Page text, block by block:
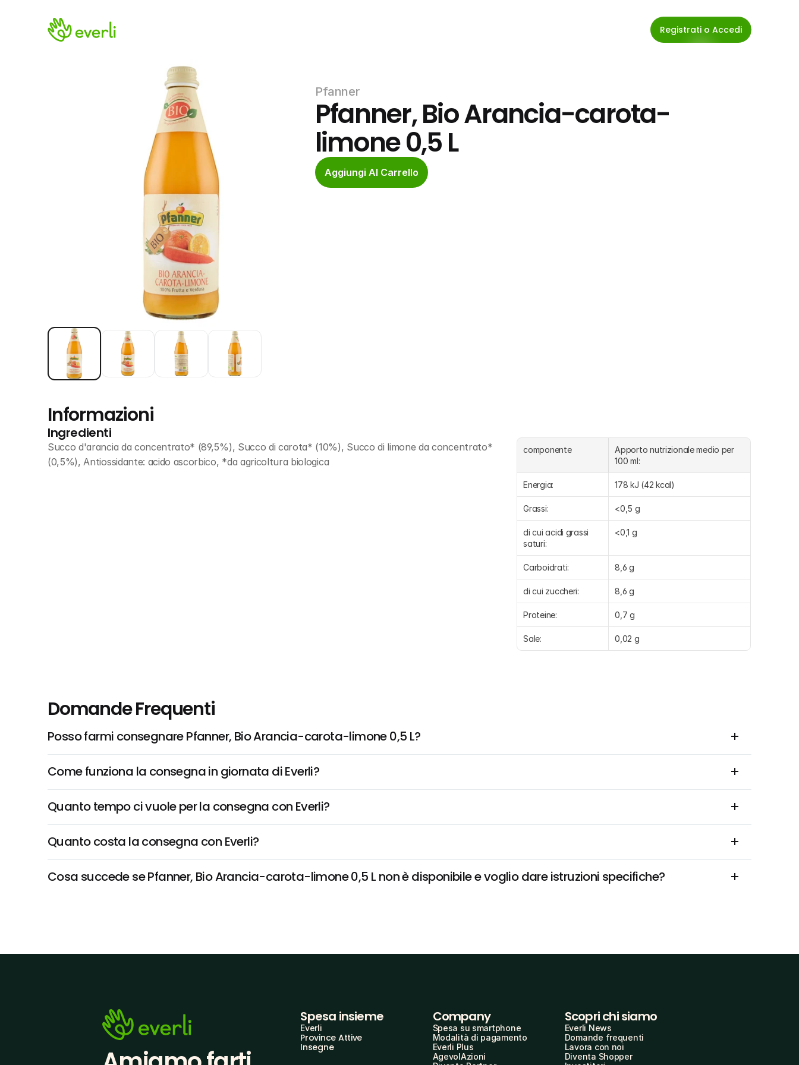
Registrati o Accedi
Pfanner
Pfanner, Bio Arancia-carota-
limone 0,5 L
Aggiungi Al Carrello
Informazioni
Ingredienti
Succo d'arancia da concentrato* (89,5%), Succo di carota* (10%), Succo di limone da concentrato*
(0,5%), Antiossidante: acido ascorbico, *da agricoltura biologica
componente
Apporto nutrizionale medio per
100 ml:
Energia: 178 kJ (42 kcal)
Grassi: <0,5 g
di cui acidi grassi
saturi:
<0,1 g
Carboidrati: 8,6 g
di cui zuccheri: 8,6 g
Proteine: 0,7 g
Sale: 0,02 g
Domande Frequenti
Posso farmi consegnare Pfanner, Bio Arancia-carota-limone 0,5 L?
Come funziona la consegna in giornata di Everli?
Quanto tempo ci vuole per la consegna con Everli?
Quanto costa la consegna con Everli?
Cosa succede se Pfanner, Bio Arancia-carota-limone 0,5 L non è disponibile e voglio dare istruzioni specifiche?
Spesa insieme
Everli
Province Attive
Insegne
Company
Spesa su smartphone
Modalità di pagamento
Everli Plus
AgevolAzioni
Scopri chi siamo
Everli News
Domande frequenti
Lavora con noi
Diventa Shopper